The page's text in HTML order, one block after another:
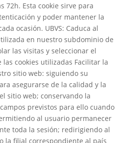
72h. Esta cookie sirve para
y poder mantener la
ocasión. UBVS: Caduca al
en nuestro subdominio de
las visitas y seleccionar el
cookies utilizadas Facilitar la
sitio web: siguiendo su
asegurarse de la calidad y la
sitio web; conservando la
previstos para ello cuando
al usuario permanecer
toda la sesión; redirigiendo al
la filial correspondiente al país